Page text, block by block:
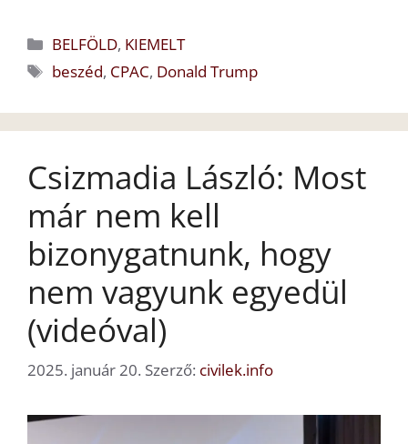
Kategória
BELFÖLD, KIEMELT
Címkék
beszéd, CPAC, Donald Trump
Csizmadia László: Most
már nem kell
bizonygatnunk, hogy
nem vagyunk egyedül
(videóval)
2025. január 20. Szerző: civilek.info